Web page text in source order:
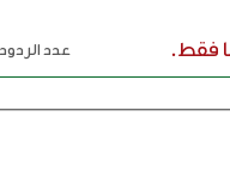
فقط.
عدد الردود: